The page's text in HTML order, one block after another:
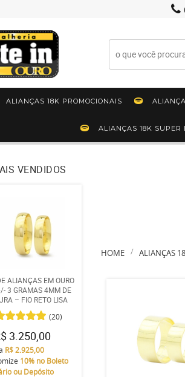
ALIANÇAS 18K PROMOCIONAIS
ALIANÇAS 18K SUPER
VENDIDOS
ALIANÇAS EM OURO
3 GRAMAS 4MM DE
– FIO RETO LISA
(20)
3.250,00
R$ 2.925,00
10% no Boleto
ou Depósito
HOME ALIANÇAS